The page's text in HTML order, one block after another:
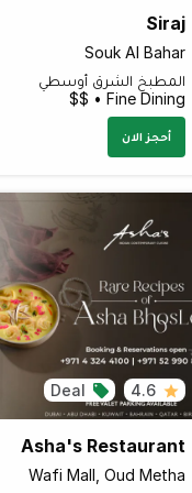
Siraj
Souk Al Bahar
المطبخ الشرق أوسطي
Fine Dining • $$
أحجز الان
4.6
Deal
Asha's Restaurant
Wafi Mall, Oud Metha